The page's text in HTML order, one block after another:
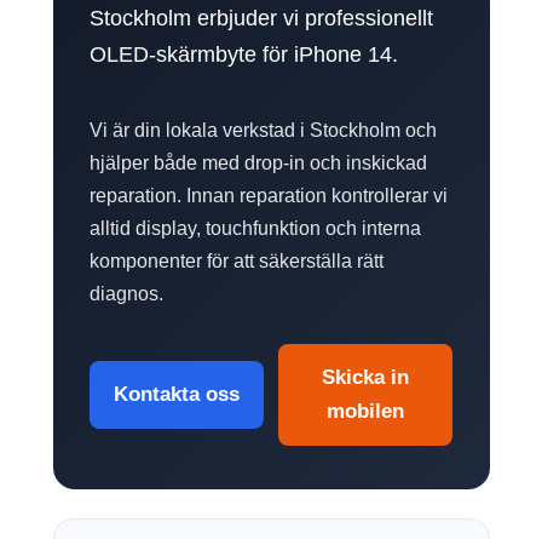
Stockholm erbjuder vi professionellt
OLED-skärmbyte för iPhone 14.
Vi är din lokala verkstad i Stockholm och
hjälper både med drop-in och inskickad
reparation. Innan reparation kontrollerar vi
alltid display, touchfunktion och interna
komponenter för att säkerställa rätt
diagnos.
Kontakta oss
Skicka in
mobilen